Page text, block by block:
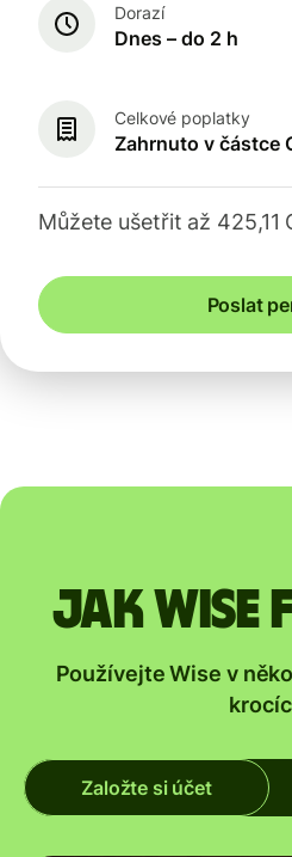
Dorazí
Dnes – do 2 h
Celkové poplatky
Zahrnuto v částce
Můžete ušetřit až 425,11
Poslat
Jak
Používejte Wise v
Založte si účet